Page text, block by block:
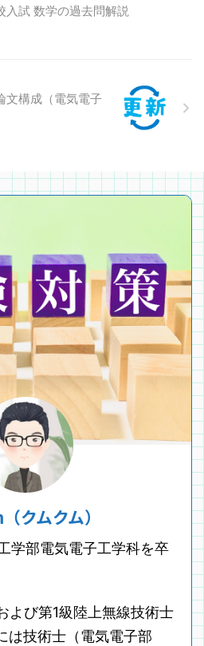
入試 数学の過去問解説
文構成（電気電子
クムクム）
学部電気電子工学科を卒
よび第1級陸上無線技術士
は技術士（電気電子部